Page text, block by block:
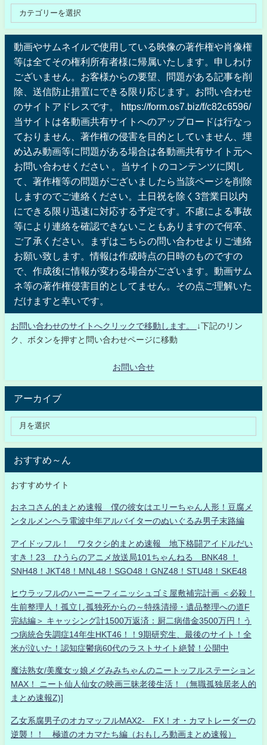
動画やサムネイルで使用している映像の著作権や肖像権
等は全てその権利所有者様に帰属いたします。申しわけ
ございません。お客様からの要望、問題がある記事を削
除、送信防止措置にできる限り応じます。お問い合わせ
のサイトアドレスです。 https://form.os7.biz/f/c82c6596/
当サイトは各動画共有サイトへのアップロードは行なっ
ておりません、著作権の侵害を目的としていません、埋
め込み動画等に問題がある場合は各動画共有サイト元へ
お問い合わせください 。当サイトのコンテンツに関し
て、著作権等の問題がございましたら当該ページを削除
しますのでご連絡ください。土日祝を除く3営業日以内
にできる限り迅速に対応する予定です。不慮による事故
等により連絡を確認できないこともありますので何卒、
ご了承ください。まずはこちらの問い合わせよりご連絡
お願い致します。情報は作成時点の日時のものですの
で、作成後に情報が変わる場合がございます。動画サム
ネ等の著作権侵害目的としてません。その点ご理解いた
だけますと幸いです。
お問い合わせのサイトへクリックで移動します。
↓下記のリン
ク、ボタンを押すと問い合わせページに移動
お問い合せ
アーカイブ
おすすめ～ん
おすすめサイト
おネコさん的まとめ速報 僕の彼女はエリーちゃん人形！豆腐メ
ンタルメンヘラ電波中年アルバイターのぬいぐるみ男子末路編
アイドッフル！ ワタクシ的まとめ速報 地下格闘アイドルだい
すき！23 ひうらのアニメ放送局101ちゃんねる BNK48 ！
SNH48！JKT48！MNL48！SGO48！GNZ48！STU48！SKE48
ヒウラッフルのハーニーフィニッシュゴミ屋敷補完計画 ＜必殺！
生前整理人！孤立し孤独死からの～特殊清掃・遺品整理への道F
完結編＞ キャッシング計1500万返済：厨二病借金3500万円！う
つ病統合失調症14年生HKT46！！9期研究生、最後のサイト！全
米が泣いた！認知症鬱病60代のラストサイト絶賛！公開中
魔法熟女/美魔女ッ娘メグみみちゃんのニートッフルステーション
MAX！ ニート仙人仙女の映画三昧老後生活！（無職孤独居老人的
まとめ速報Z)]
乙女系腐男子のオカマッフルMAX2- FX！オ・カマトレーダーの
逆襲！！ 極道のオカマたち編（おもしろ動画まとめ速報）